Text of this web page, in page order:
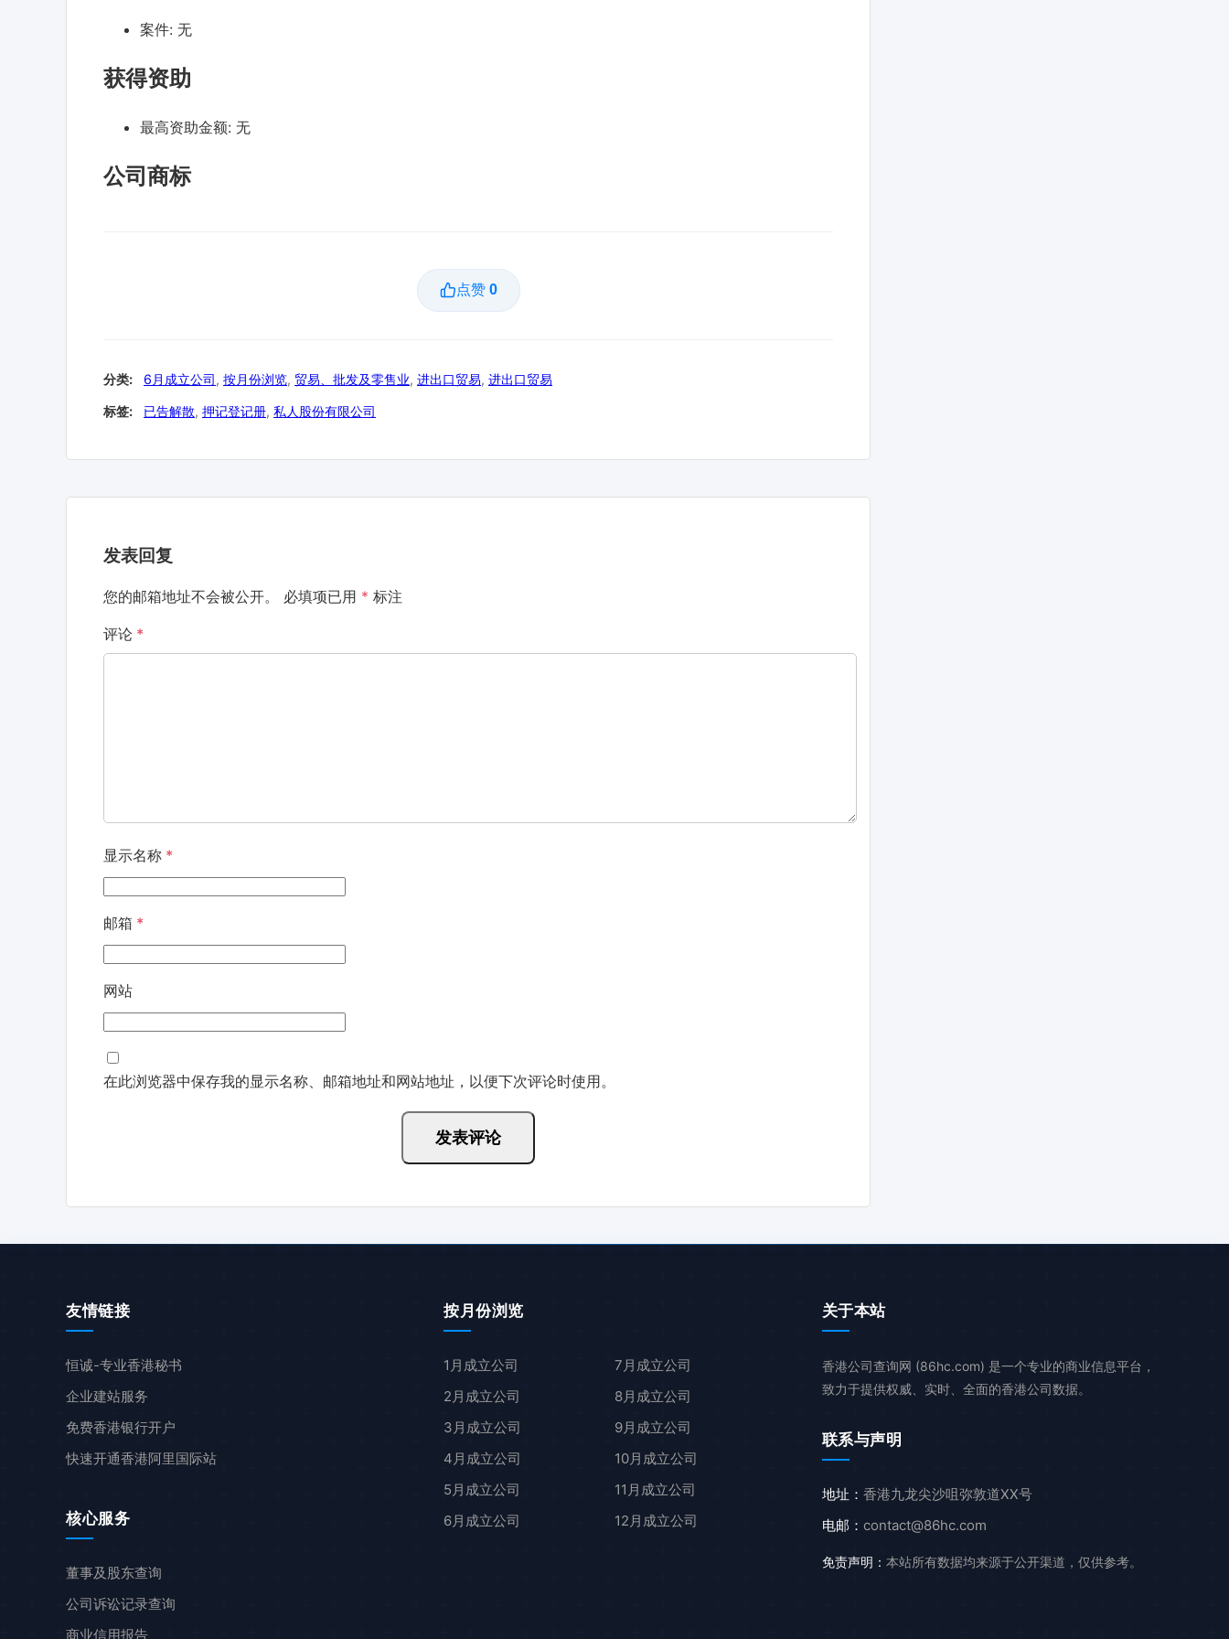
案件: 无
获得资助
最高资助金额: 无
公司商标
点赞 0
分类: 6月成立公司, 按月份浏览, 贸易、批发及零售业, 进出口贸易, 进出口贸易
标签: 已告解散, 押记登记册, 私人股份有限公司
发表回复
您的邮箱地址不会被公开。 必填项已用 * 标注
评论 *
显示名称 *
邮箱 *
网站
在此浏览器中保存我的显示名称、邮箱地址和网站地址，以便下次评论时使用。
友情链接
恒诚-专业香港秘书
企业建站服务
免费香港银行开户
快速开通香港阿里国际站
核心服务
董事及股东查询
公司诉讼记录查询
商业信用报告
按月份浏览
1月成立公司
2月成立公司
3月成立公司
4月成立公司
5月成立公司
6月成立公司
7月成立公司
8月成立公司
9月成立公司
10月成立公司
11月成立公司
12月成立公司
关于本站
香港公司查询网 (86hc.com) 是一个专业的商业信息平台，
致力于提供权威、实时、全面的香港公司数据。
联系与声明
地址： 香港九龙尖沙咀弥敦道XX号
电邮： contact@86hc.com
免责声明： 本站所有数据均来源于公开渠道，仅供参考。